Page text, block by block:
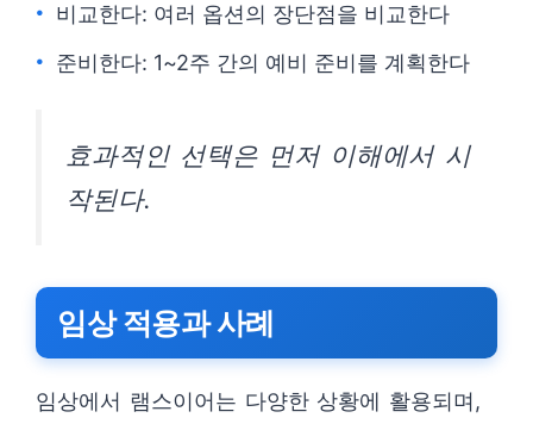
비교한다: 여러 옵션의 장단점을 비교한다
준비한다: 1~2주 간의 예비 준비를 계획한다
효과적인 선택은 먼저 이해에서 시
작된다.
임상 적용과 사례
임상에서 램스이어는 다양한 상황에 활용되며,